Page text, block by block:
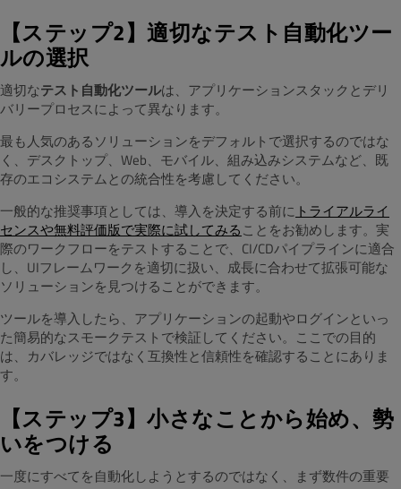
【ステップ2】適切なテスト自動化ツー
ルの選択
適切なテスト自動化ツールは、アプリケーションスタックとデリ
バリープロセスによって異なります。
最も人気のあるソリューションをデフォルトで選択するのではな
く、デスクトップ、Web、モバイル、組み込みシステムなど、既
存のエコシステムとの統合性を考慮してください。
一般的な推奨事項としては、導入を決定する前に トライアルライ
センスや無料評価版で実際に試してみることをお勧めします。実
際のワークフローをテストすることで、CI/CDパイプラインに適合
し、UIフレームワークを適切に扱い、成長に合わせて拡張可能な
ソリューションを見つけることができます。
ツールを導入したら、アプリケーションの起動やログインといっ
た簡易的なスモークテストで検証してください。ここでの目的
は、カバレッジではなく互換性と信頼性を確認することにありま
す。
【ステップ3】小さなことから始め、勢
いをつける
一度にすべてを自動化しようとするのではなく、まず数件の重要